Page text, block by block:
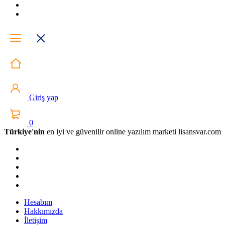
Giriş yap
0
Türkiye'nin en iyi ve güvenilir online yazılım marketi lisansvar.com
Hesabım
Hakkımızda
İletişim